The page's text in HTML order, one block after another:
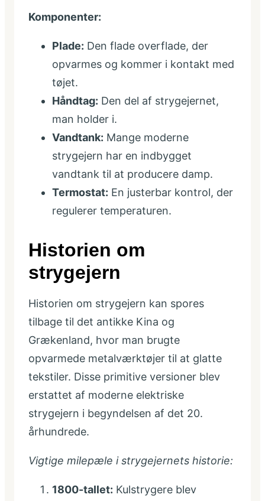
Komponenter:
Plade: Den flade overflade, der
opvarmes og kommer i kontakt med
tøjet.
Håndtag: Den del af strygejernet,
man holder i.
Vandtank: Mange moderne
strygejern har en indbygget
vandtank til at producere damp.
Termostat: En justerbar kontrol, der
regulerer temperaturen.
Historien om
strygejern
Historien om strygejern kan spores
tilbage til det antikke Kina og
Grækenland, hvor man brugte
opvarmede metalværktøjer til at glatte
tekstiler. Disse primitive versioner blev
erstattet af moderne elektriske
strygejern i begyndelsen af det 20.
århundrede.
Vigtige milepæle i strygejernets historie:
1800-tallet: Kulstrygere blev